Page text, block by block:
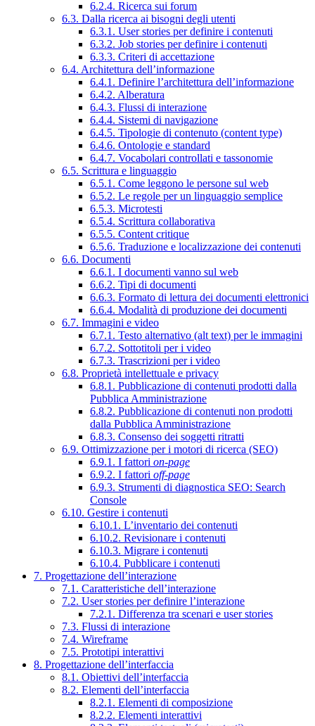
6.2.4. Ricerca sui forum
6.3. Dalla ricerca ai bisogni degli utenti
6.3.1. User stories per definire i contenuti
6.3.2. Job stories per definire i contenuti
6.3.3. Criteri di accettazione
6.4. Architettura dell’informazione
6.4.1. Definire l’architettura dell’informazione
6.4.2. Alberatura
6.4.3. Flussi di interazione
6.4.4. Sistemi di navigazione
6.4.5. Tipologie di contenuto (content type)
6.4.6. Ontologie e standard
6.4.7. Vocabolari controllati e tassonomie
6.5. Scrittura e linguaggio
6.5.1. Come leggono le persone sul web
6.5.2. Le regole per un linguaggio semplice
6.5.3. Microtesti
6.5.4. Scrittura collaborativa
6.5.5. Content critique
6.5.6. Traduzione e localizzazione dei contenuti
6.6. Documenti
6.6.1. I documenti vanno sul web
6.6.2. Tipi di documenti
6.6.3. Formato di lettura dei documenti elettronici
6.6.4. Modalità di produzione dei documenti
6.7. Immagini e video
6.7.1. Testo alternativo (alt text) per le immagini
6.7.2. Sottotitoli per i video
6.7.3. Trascrizioni per i video
6.8. Proprietà intellettuale e privacy
6.8.1. Pubblicazione di contenuti prodotti dalla
Pubblica Amministrazione
6.8.2. Pubblicazione di contenuti non prodotti
dalla Pubblica Amministrazione
6.8.3. Consenso dei soggetti ritratti
6.9. Ottimizzazione per i motori di ricerca (SEO)
6.9.1. I fattori on-page
6.9.2. I fattori off-page
6.9.3. Strumenti di diagnostica SEO: Search
Console
6.10. Gestire i contenuti
6.10.1. L’inventario dei contenuti
6.10.2. Revisionare i contenuti
6.10.3. Migrare i contenuti
6.10.4. Pubblicare i contenuti
7. Progettazione dell’interazione
7.1. Caratteristiche dell’interazione
7.2. User stories per definire l’interazione
7.2.1. Differenza tra scenari e user stories
7.3. Flussi di interazione
7.4. Wireframe
7.5. Prototipi interattivi
8. Progettazione dell’interfaccia
8.1. Obiettivi dell’interfaccia
8.2. Elementi dell’interfaccia
8.2.1. Elementi di composizione
8.2.2. Elementi interattivi